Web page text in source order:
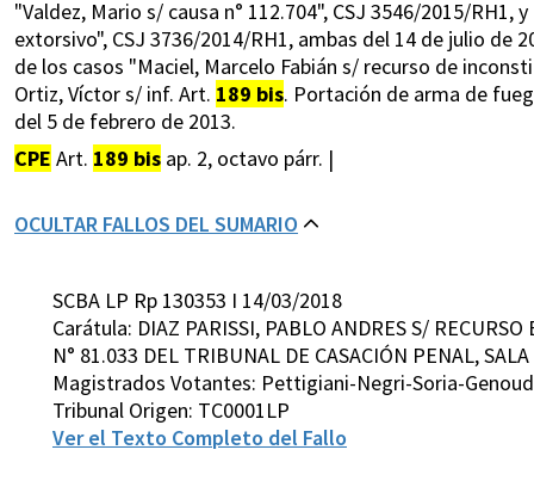
"Valdez, Mario s/ causa n° 112.704", CSJ 3546/2015/
extorsivo", CSJ 3736/2014/RH1, ambas del 14 de julio
de los casos "Maciel, Marcelo Fabián s/ recurso de
Ortiz, Víctor s/ inf. Art. 189 bis. Portación de arma de
del 5 de febrero de 2013.
CPE Art. 189 bis ap. 2, octavo párr. |
OCULTAR FALLOS DEL SUMARIO
SCBA LP Rp 130353 I 14/03/2018
Carátula: DIAZ PARISSI, PABLO ANDRES S/
N° 81.033 DEL TRIBUNAL DE CASACIÓN PENAL,
Magistrados Votantes: Pettigiani-Negri-Soria-Genoud
Tribunal Origen: TC0001LP
Ver el Texto Completo del Fallo